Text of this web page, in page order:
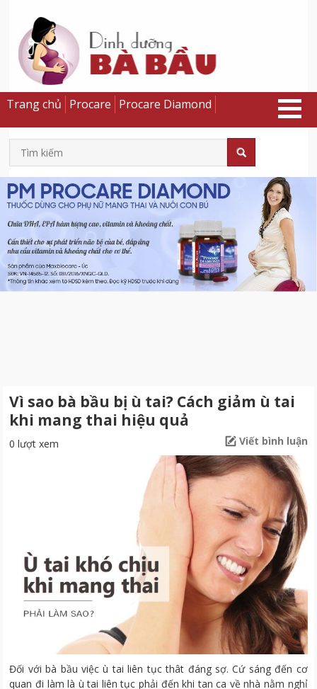
Vì sao bà bầu bị ù tai? Cách giảm ù tai
khi mang thai hiệu quả
0 lượt xem Viết bình luận
Đối với bà bầu việc ù tai liên tục thât đáng sợ. Cứ sáng đến cơ
quan đi làm là ù tai liên tục phải đến khi tan ca về nhà nằm nghỉ
Trang chủ Procare Procare Diamond